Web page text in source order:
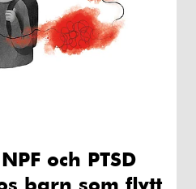
och PTSD
barn som flytt